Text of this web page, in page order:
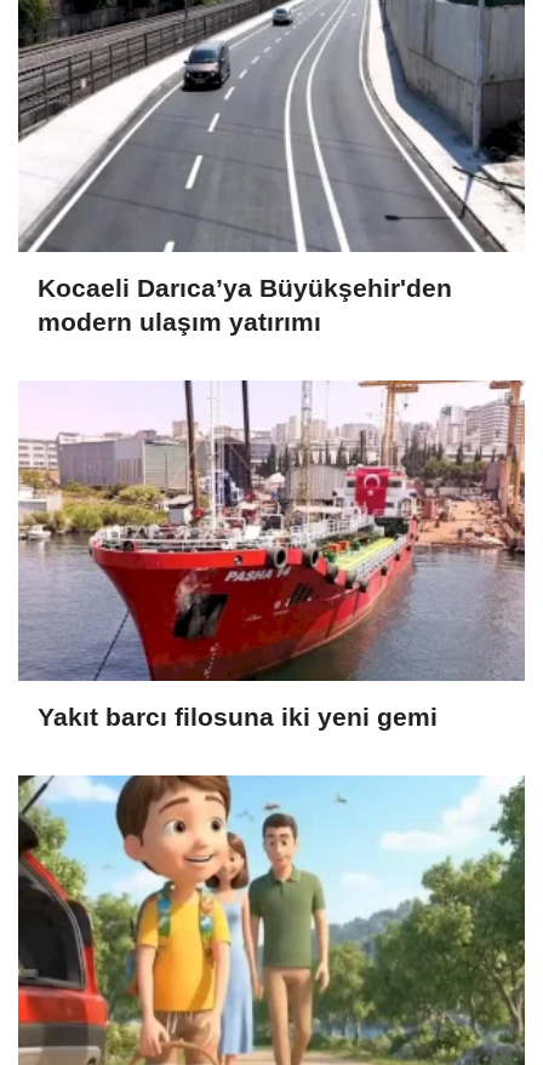
Kocaeli Darıca’ya Büyükşehir'den
modern ulaşım yatırımı
Yakıt barcı filosuna iki yeni gemi